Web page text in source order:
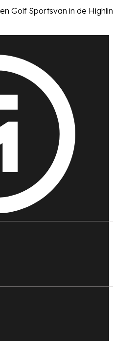
Golf Sportsvan in de